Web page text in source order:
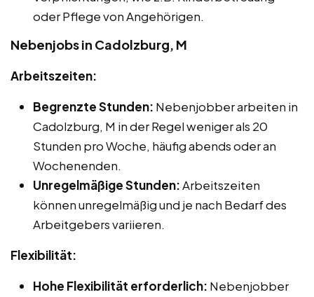
oder Pflege von Angehörigen.
Nebenjobs in Cadolzburg, M
Arbeitszeiten:
Begrenzte Stunden: Nebenjobber arbeiten in
Cadolzburg, M in der Regel weniger als 20
Stunden pro Woche, häufig abends oder an
Wochenenden.
Unregelmäßige Stunden:Arbeitszeiten
können unregelmäßig und je nach Bedarf des
Arbeitgebers variieren.
Flexibilität:
Hohe Flexibilität erforderlich: Nebenjobber